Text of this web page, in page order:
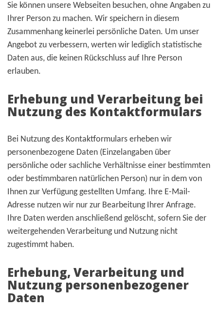
Sie können unsere Webseiten besuchen, ohne Angaben zu
Ihrer Person zu machen. Wir speichern in diesem
Zusammenhang keinerlei persönliche Daten. Um unser
Angebot zu verbessern, werten wir lediglich statistische
Daten aus, die keinen Rückschluss auf Ihre Person
erlauben.
Erhebung und Verarbeitung bei
Nutzung des Kontaktformulars
Bei Nutzung des Kontaktformulars erheben wir
personenbezogene Daten (Einzelangaben über
persönliche oder sachliche Verhältnisse einer bestimmten
oder bestimmbaren natürlichen Person) nur in dem von
Ihnen zur Verfügung gestellten Umfang. Ihre E-Mail-
Adresse nutzen wir nur zur Bearbeitung Ihrer Anfrage.
Ihre Daten werden anschließend gelöscht, sofern Sie der
weitergehenden Verarbeitung und Nutzung nicht
zugestimmt haben.
Erhebung, Verarbeitung und
Nutzung personenbezogener
Daten